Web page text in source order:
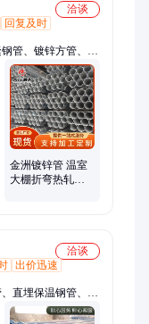
洽谈
回复及时
管、镀锌方管、方
钢
金洲镀锌管 温室
大棚折弯热轧薄
洽谈
出价迅速
直埋保温钢管、发
管